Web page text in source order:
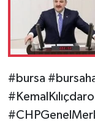
#bursa